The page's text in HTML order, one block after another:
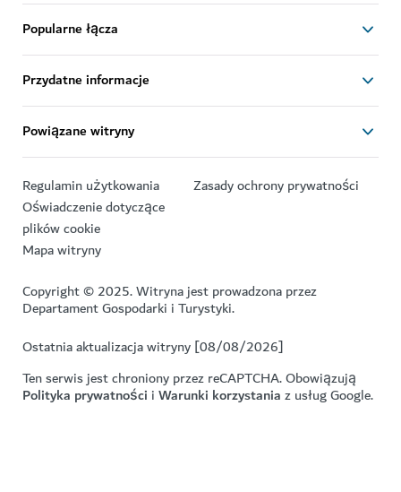
Popularne łącza
Przydatne informacje
Powiązane witryny
Regulamin użytkowania
Zasady ochrony prywatności
Oświadczenie dotyczące
plików cookie
Mapa witryny
Copyright © 2025. Witryna jest prowadzona przez
Departament Gospodarki i Turystyki.
Ostatnia aktualizacja witryny [08/08/2026]
Ten serwis jest chroniony przez reCAPTCHA. Obowiązują
Polityka prywatności iWarunki korzystaniaz usług Google.